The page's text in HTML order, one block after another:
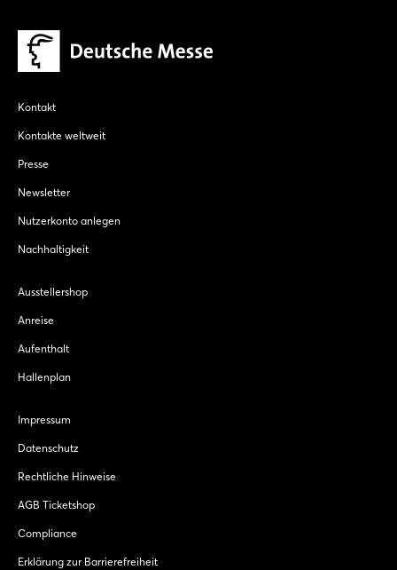
Kontakt
Kontakte weltweit
Presse
Newsletter
Nutzerkonto anlegen
Nachhaltigkeit
Ausstellershop
Anreise
Aufenthalt
Hallenplan
Impressum
Datenschutz
Rechtliche Hinweise
AGB Ticketshop
Compliance
Erklärung zur Barrierefreiheit